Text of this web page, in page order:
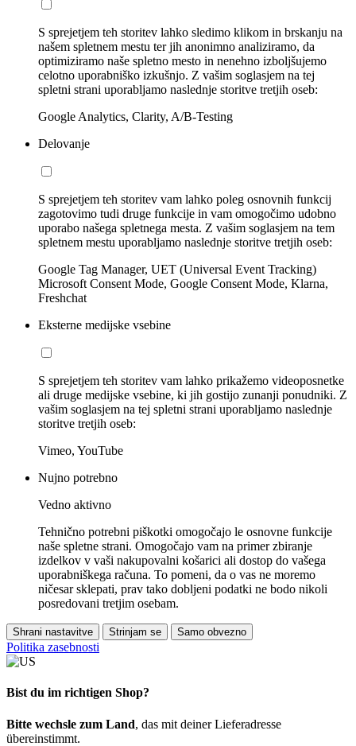
S sprejetjem teh storitev lahko sledimo klikom in brskanju na
našem spletnem mestu ter jih anonimno analiziramo, da
optimiziramo naše spletno mesto in nenehno izboljšujemo
celotno uporabniško izkušnjo. Z vašim soglasjem na tej
spletni strani uporabljamo naslednje storitve tretjih oseb:
Google Analytics, Clarity, A/B-Testing
Delovanje
S sprejetjem teh storitev vam lahko poleg osnovnih funkcij
zagotovimo tudi druge funkcije in vam omogočimo udobno
uporabo našega spletnega mesta. Z vašim soglasjem na tem
spletnem mestu uporabljamo naslednje storitve tretjih oseb:
Google Tag Manager, UET (Universal Event Tracking)
Microsoft Consent Mode, Google Consent Mode, Klarna,
Freshchat
Eksterne medijske vsebine
S sprejetjem teh storitev vam lahko prikažemo videoposnetke
ali druge medijske vsebine, ki jih gostijo zunanji ponudniki. Z
vašim soglasjem na tej spletni strani uporabljamo naslednje
storitve tretjih oseb:
Vimeo, YouTube
Nujno potrebno
Vedno aktivno
Tehnično potrebni piškotki omogočajo le osnovne funkcije
naše spletne strani. Omogočajo vam na primer zbiranje
izdelkov v vaši nakupovalni košarici ali dostop do vašega
uporabniškega računa. To pomeni, da o vas ne moremo
ničesar sklepati, prav tako dobljeni podatki ne bodo nikoli
posredovani tretjim osebam.
Shrani nastavitve Strinjam se Samo obvezno
Politika zasebnosti
Bist du im richtigen Shop?
Bitte wechsle zum Land, das mit deiner Lieferadresse
übereinstimmt.